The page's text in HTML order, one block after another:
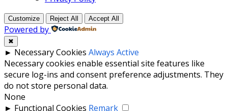
Customize Reject All Accept All
Powered by
✖
► Necessary Cookies Always Active
Necessary cookies enable essential site features like
secure log-ins and consent preference adjustments. They
do not store personal data.
None
► Functional Cookies Remark